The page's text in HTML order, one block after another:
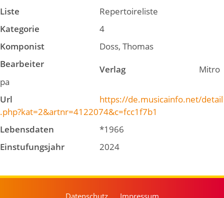
Liste
Repertoireliste
Kategorie
4
Komponist
Doss, Thomas
Bearbeiter
Verlag
Mitro
pa
Url
https://de.musicainfo.net/detail
.php?kat=2&artnr=4122074&c=fcc1f7b1
Lebensdaten
*1966
Einstufungsjahr
2024
Datenschutz Impressum